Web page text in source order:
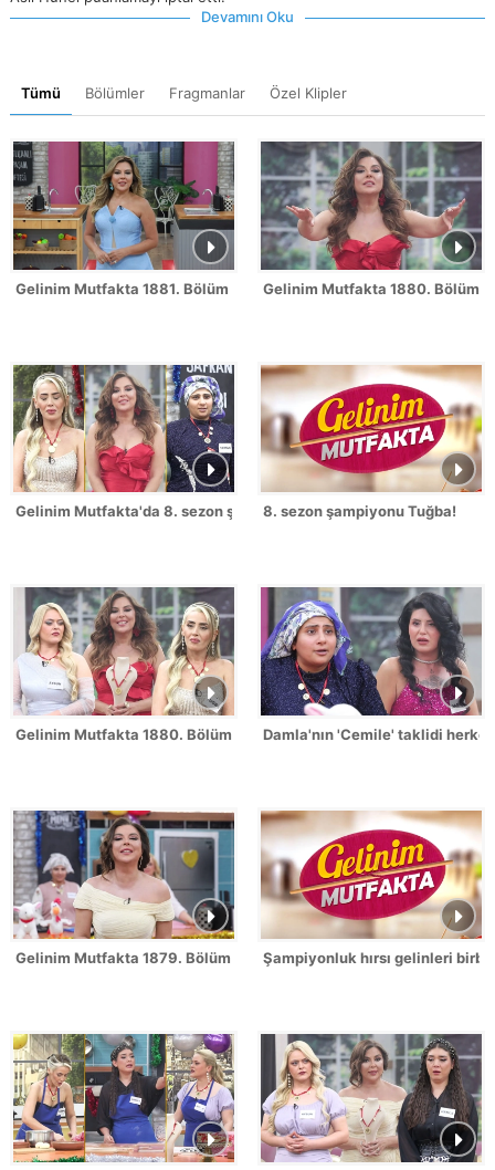
Devamını Oku
Tümü Bölümler Fragmanlar Özel Klipler
Gelinim Mutfakta 1881. Bölüm FragmanıGelinim Mutfakta 1880. Bölüm /
Gelinim Mutfakta'da 8. sezon şampiyonu kim oldu?
8. sezon şampiyonu Tuğba!
Gelinim Mutfakta 1880. Bölümde gün birincisi kim oldu?
Damla'nın 'Cemile' taklidi
Gelinim Mutfakta 1879. Bölüm / 2 Temmuz 2026Şampiyonluk hırsı gelinleri